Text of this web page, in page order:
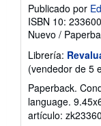
Publicado por
ISBN 10:
Nuevo /
Librería:
(vendedor de 5
Paperback.
language.
artículo: